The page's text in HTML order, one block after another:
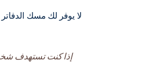
لا يوفر لك مسك
إذا كنت تستهدف